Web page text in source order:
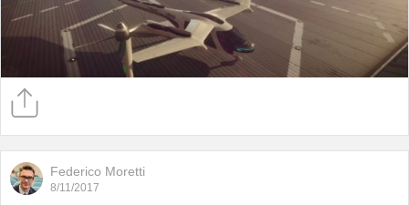
Federico Moretti
8/11/2017